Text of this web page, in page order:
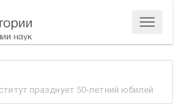
Меню
празднует 50-летний юбилей